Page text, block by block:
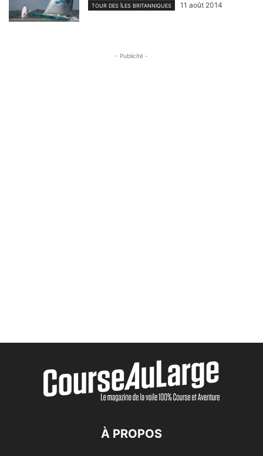
TOUR DES ÎLES BRITANNIQUES 11 août 2014
- Publicité -
À PROPOS